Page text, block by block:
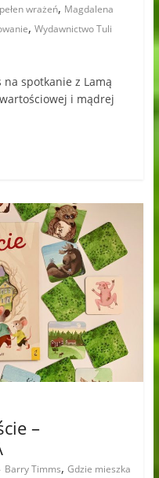
wrażeń, Magdalena
, Wydawnictwo Tuli
na spotkanie z Lamą
i mądrej
–
Barry Timms, Gdzie mieszka